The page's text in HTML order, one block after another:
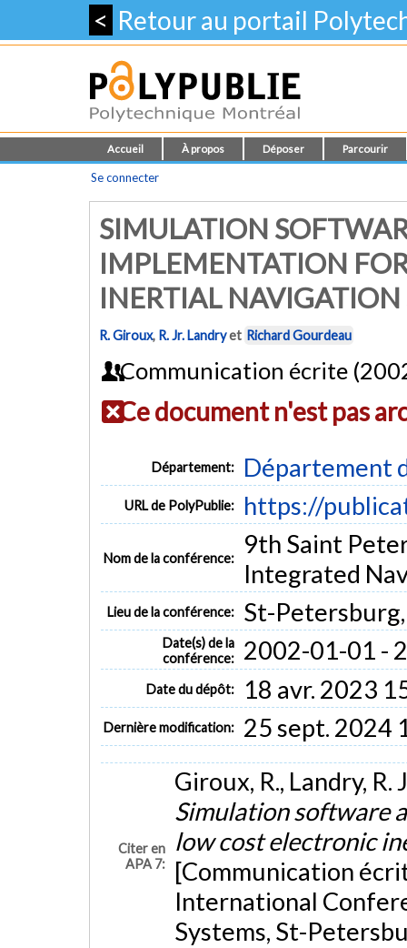
< Retour au portail
Accueil À propos Déposer Parcourir
Se connecter
SIMULATION
IMPLEMENTATION
INERTIAL
R. Giroux, R. Jr. Landryet Richard Gourdeau
Communication écrite
Ce document n'est pas
Département: Département
URL de PolyPublie: https://
Nom de la conférence:
9th Saint
Integrated
Lieu de la conférence: St-
Date(s) de la
conférence:
2002-01-01 -
Date du dépôt: 18 avr. 2023
Dernière modification: 25 sept. 2024
Citer en
APA 7:
Giroux, R., Landry,
Simulation software
low cost electronic
[Communication
International
Systems, St-